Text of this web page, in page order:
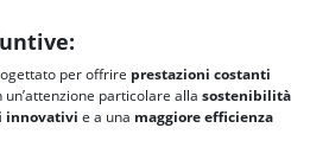
per offrire prestazioni costanti
particolare alla sostenibilità
innovativi e a una maggioreefficienza